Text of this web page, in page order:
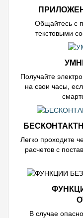
Общайтесь с
текстовыми
Получайте
на свои часы,
Легко проходите
расчетов с
В случае